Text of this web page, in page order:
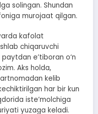
solingan. Shundan
murojaat qilgan.
kafolat
chiqaruvchi
e’tiboran o‘n
Aks holda,
kelib
har bir kun
iste’molchiga
yuzaga keladi.